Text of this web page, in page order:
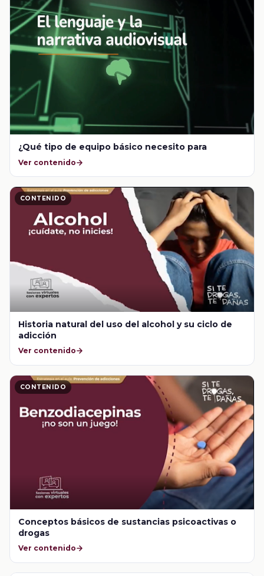
¿Qué tipo de equipo básico necesito para
Ver contenido
CONTENIDO
Historia natural del uso del alcohol y su ciclo de
adicción
Ver contenido
CONTENIDO
Conceptos básicos de sustancias psicoactivas o
drogas
Ver contenido